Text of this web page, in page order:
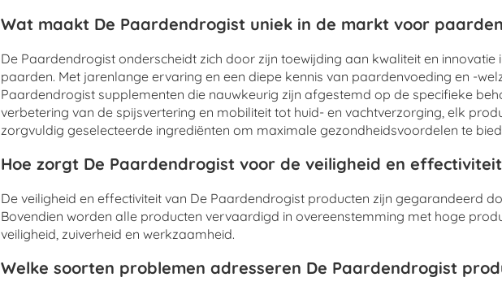
Wat maakt De Paardendrogist uniek in de markt voor
De Paardendrogist onderscheidt zich door zijn toewijding aan kwaliteit en innovatie
paarden. Met jarenlange ervaring en een diepe kennis van paardenvoeding en -
Paardendrogist supplementen die nauwkeurig zijn afgestemd op de specifieke
verbetering van de spijsvertering en mobiliteit tot huid- en vachtverzorging, elk
zorgvuldig geselecteerde ingrediënten om maximale gezondheidsvoordelen te
Hoe zorgt De Paardendrogist voor de veiligheid en
De veiligheid en effectiviteit van De Paardendrogist producten zijn gegarandeerd
Bovendien worden alle producten vervaardigd in overeenstemming met hoge
veiligheid, zuiverheid en werkzaamheid.
Welke soorten problemen adresseren De Paardendrogist